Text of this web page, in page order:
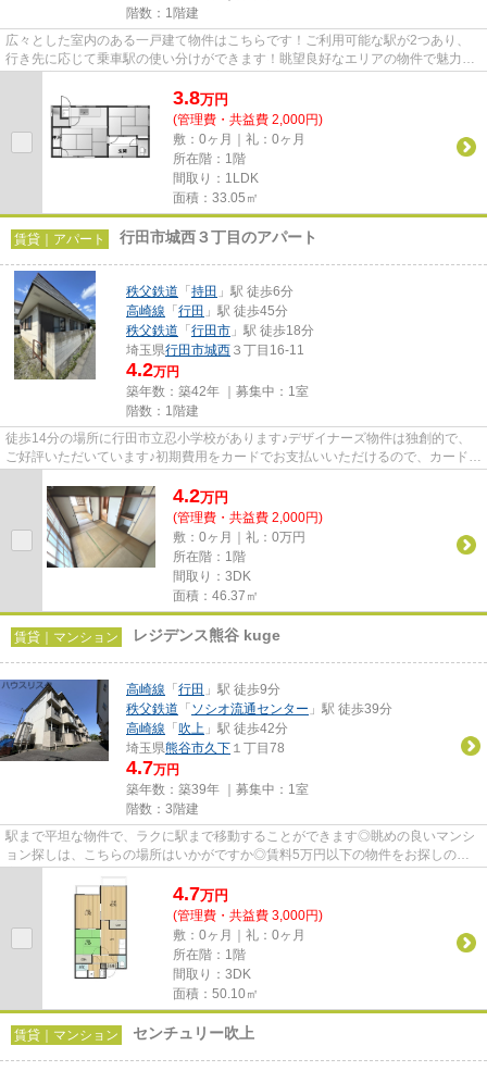
階数：1階建
広々とした室内のある一戸建て物件はこちらです！ご利用可能な駅が2つあり、
行き先に応じて乗車駅の使い分けができます！眺望良好なエリアの物件で魅力的
3.8万円
(管理費・共益費 2,000円)
敷：0ヶ月｜礼：0ヶ月
所在階：1階
間取り：1LDK
面積：33.05㎡
賃貸｜アパート 行田市城西３丁目のアパート
秩父鉄道 「 持田 」駅 徒歩6分
高崎線 「 行田 」駅 徒歩45分
秩父鉄道 「 行田市 」駅 徒歩18分
埼玉県行田市城西 ３丁目16-11
4.2万円
築年数：築42年 ｜募集中： 1室
階数：1階建
徒歩14分の場所に行田市立忍小学校があります♪デザイナーズ物件は独創的で、
ご好評いただいています♪初期費用をカードでお支払いいただけるので、カードで
4.2万円
(管理費・共益費 2,000円)
敷：0ヶ月｜礼：0万円
所在階：1階
間取り：3DK
面積：46.37㎡
賃貸｜マンション レジデンス熊谷 kuge
高崎線 「 行田 」駅 徒歩9分
秩父鉄道 「 ソシオ流通センター 」駅 徒歩39分
高崎線 「 吹上 」駅 徒歩42分
埼玉県熊谷市久下 １丁目78
4.7万円
築年数：築39年 ｜募集中： 1室
階数：3階建
駅まで平坦な物件で、ラクに駅まで移動することができます◎眺めの良いマンシ
ョン探しは、こちらの場所はいかがですか◎賃料5万円以下の物件をお探しのお
4.7万円
(管理費・共益費 3,000円)
敷：0ヶ月｜礼：0ヶ月
所在階：1階
間取り：3DK
面積：50.10㎡
賃貸｜マンション センチュリー吹上